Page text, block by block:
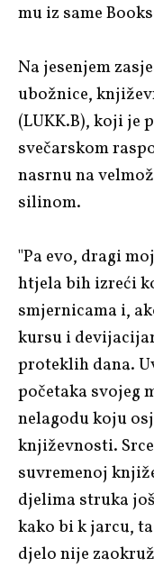
mu iz same
Na jesenjem
ubožnice,
(LUKK.B), koji je
svečarskom
nasrnu na
silinom.
"Pa evo, dragi
htjela bih izreći
smjernicama i,
kursu i
proteklih dana.
početaka svojeg
nelagodu koju
književnosti.
suvremenoj
djelima struka
kako bi k jarcu,
djelo nije